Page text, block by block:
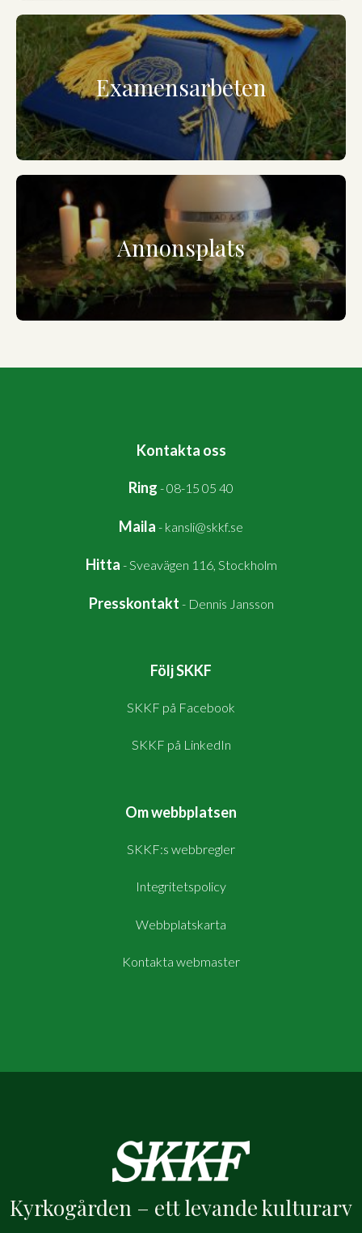
Examensarbeten
Annonsplats
Kontakta oss
Ring -08-15 05 40
Maila - kansli@skkf.se
Hitta -Sveavägen 116, Stockholm
Presskontakt - Dennis Jansson
Följ SKKF
SKKF på Facebook
SKKF på LinkedIn
Om webbplatsen
SKKF:s webbregler
Integritetspolicy
Webbplatskarta
Kontakta webmaster
Kyrkogården – ett levande kulturarv